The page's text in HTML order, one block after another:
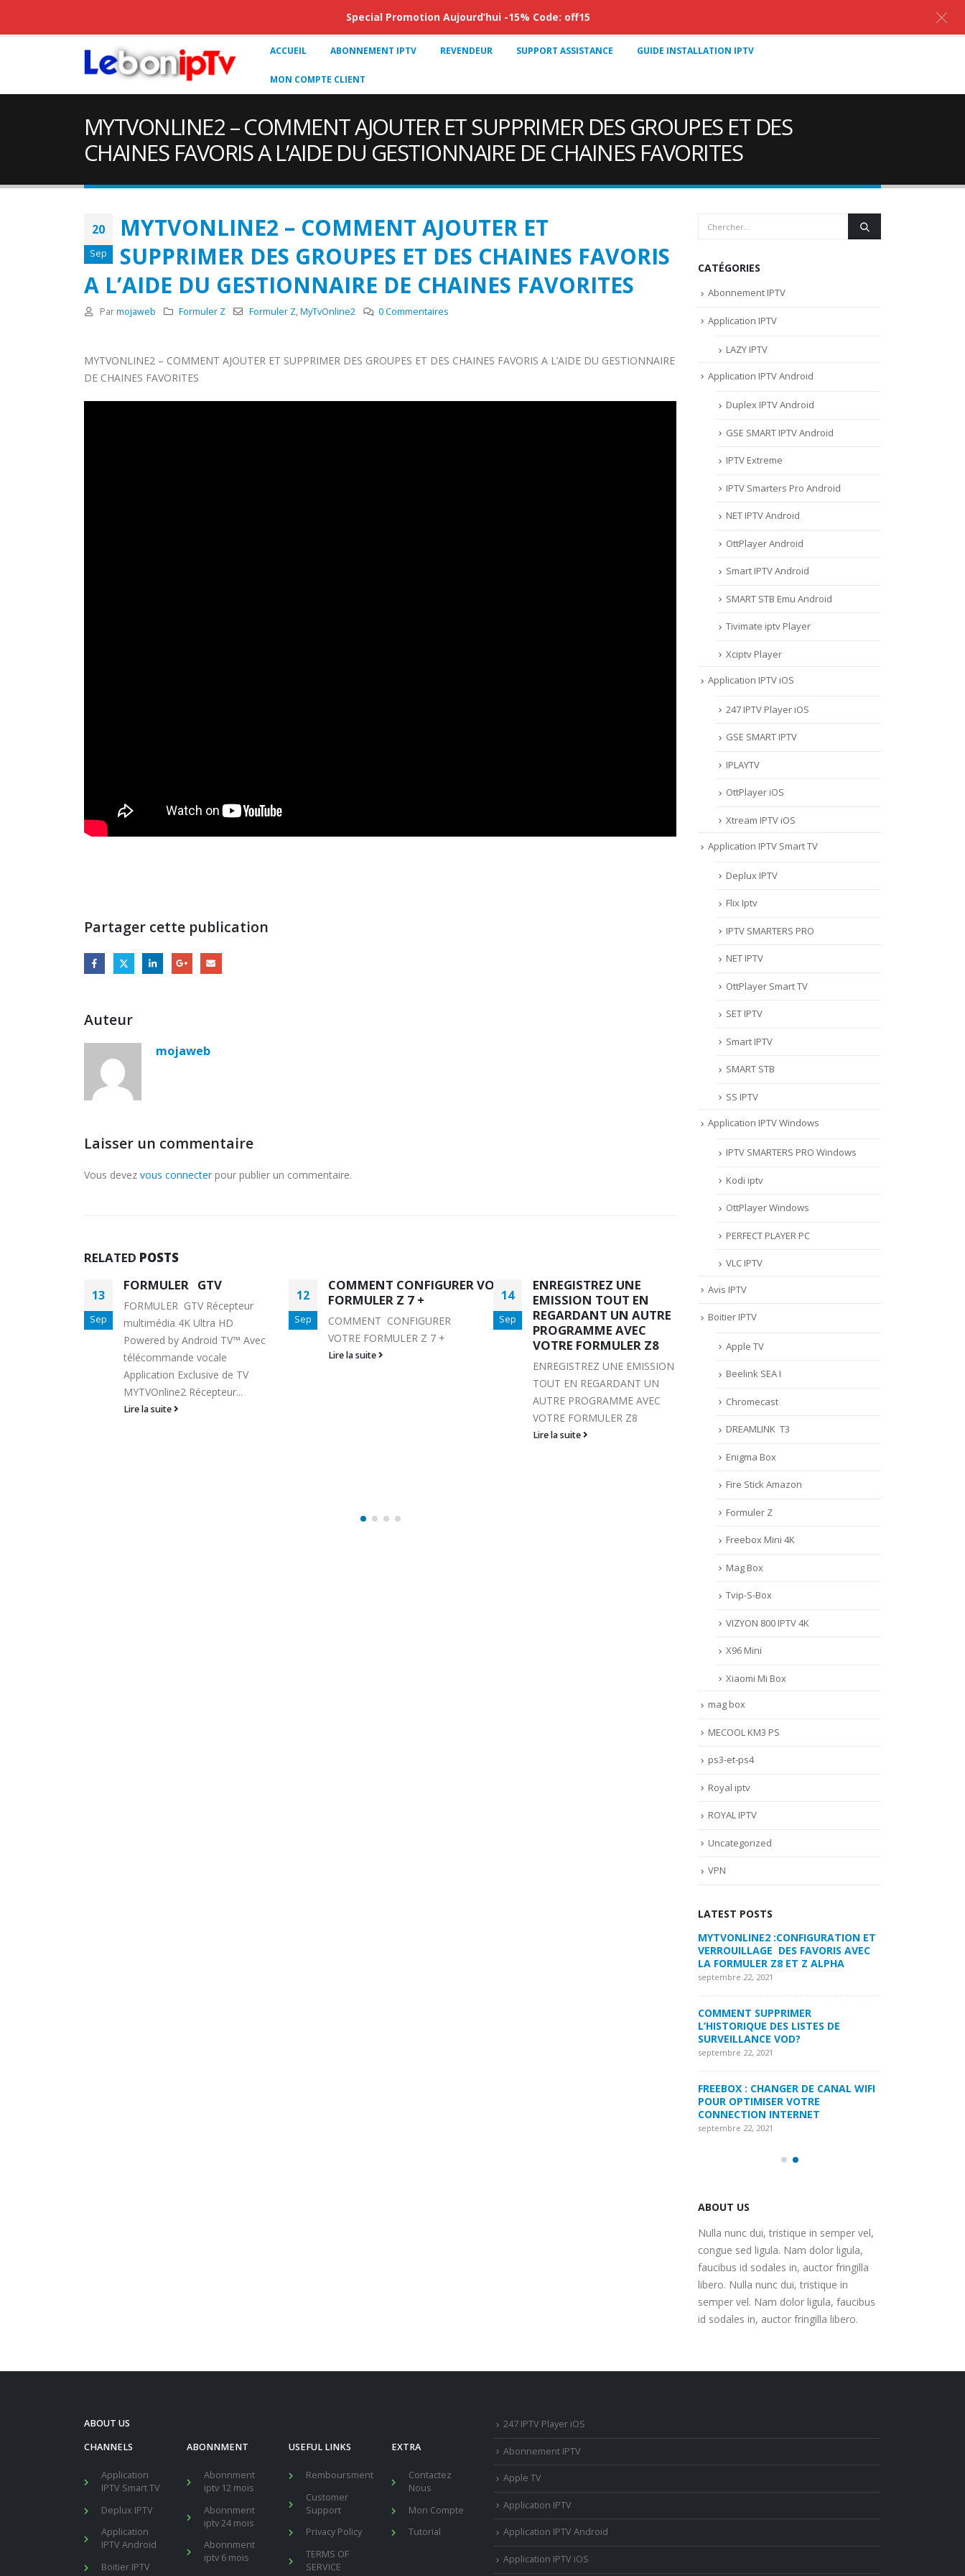
ACCUEIL ABONNEMENT IPTV REVENDEUR SUPPORT ASSISTANCE GUIDE INSTALLATION IPTV
MON COMPTE CLIENT
MYTVONLINE2 – COMMENT AJOUTER ET SUPPRIMER DES GROUPES ET DES
CHAINES FAVORIS A L’AIDE DU GESTIONNAIRE DE CHAINES FAVORITES
20
Sep
MYTVONLINE2 – COMMENT AJOUTER ET
SUPPRIMER DES GROUPES ET DES CHAINES FAVORIS
A L’AIDE DU GESTIONNAIRE DE CHAINES FAVORITES
Par mojaweb Formuler Z Formuler Z,MyTvOnline2 0 Commentaires
MYTVONLINE2 – COMMENT AJOUTER ET SUPPRIMER DES GROUPES ET DES CHAINES FAVORIS A L’AIDE DU GESTIONNAIRE
DE CHAINES FAVORITES
Partager cette publication
Auteur
mojaweb
Laisser un commentaire
Vous devez vous connecterpour publier un commentaire.
RELATED POSTS
13
Sep
FORMULER GTV
FORMULER GTV Récepteur
multimédia 4K Ultra HD
Powered by Android TV™ Avec
télécommande vocale
Application Exclusive de TV
MYTVOnline2 Récepteur...
Lire la suite
12
Sep
COMMENT CONFIGURER VOTRE
FORMULER Z 7 +
COMMENT CONFIGURER
VOTRE FORMULER Z 7 +
Lire la suite
14
Sep
ENREGISTREZ UNE
EMISSION TOUT EN
REGARDANT UN AUTRE
PROGRAMME AVEC
VOTRE FORMULER Z8
ENREGISTREZ UNE EMISSION
TOUT EN REGARDANT UN
AUTRE PROGRAMME AVEC
VOTRE FORMULER Z8
Lire la suite
21
Sep
FORMULER Z7
COMMENT UTILISER LA
FORMULER Z7 PLUS/Z8/Z
ALPHA : COMMENT UTILISER
Lire la suite
CATÉGORIES
Abonnement IPTV
Application IPTV
LAZY IPTV
Application IPTV Android
Duplex IPTV Android
GSE SMART IPTV Android
IPTV Extreme
IPTV Smarters Pro Android
NET IPTV Android
OttPlayer Android
Smart IPTV Android
SMART STB Emu Android
Tivimate iptv Player
Xciptv Player
Application IPTV iOS
247 IPTV Player iOS
‎GSE SMART IPTV
IPLAYTV
OttPlayer iOS
Xtream IPTV iOS
Application IPTV Smart TV
Deplux IPTV
Flix Iptv
IPTV SMARTERS PRO
NET IPTV
OttPlayer Smart TV
SET IPTV
Smart IPTV
SMART STB
SS IPTV
Application IPTV Windows
IPTV SMARTERS PRO Windows
Kodi iptv
OttPlayer Windows
PERFECT PLAYER PC
VLC IPTV
Avis IPTV
Boitier IPTV
Apple TV
Beelink SEA I
Chromecast
DREAMLINK T3
Enigma Box
Fire Stick Amazon
Formuler Z
Freebox Mini 4K
Mag Box
Tvip-S-Box
VIZYON 800 IPTV 4K
X96 Mini
Xiaomi Mi Box
mag box
MECOOL KM3 PS
ps3-et-ps4
Royal iptv
ROYAL IPTV
Uncategorized
VPN
LATEST POSTS
MYTVONLINE2 :CONFIGURATION ET
VERROUILLAGE DES FAVORIS AVEC
LA FORMULER Z8 ET Z ALPHA
septembre 22, 2021
COMMENT SUPPRIMER
L’HISTORIQUE DES LISTES DE
SURVEILLANCE VOD?
septembre 22, 2021
FREEBOX : CHANGER DE CANAL WIFI
POUR OPTIMISER VOTRE
CONNECTION INTERNET
septembre 22, 2021
ABOUT US
Nulla nunc dui, tristique in semper vel,
congue sed ligula. Nam dolor ligula,
faucibus id sodales in, auctor fringilla
libero. Nulla nunc dui, tristique in
semper vel. Nam dolor ligula, faucibus
id sodales in, auctor fringilla libero.
ABOUT US
CHANNELS
Application
IPTV Smart TV
Deplux IPTV
Application
IPTV Android
Boitier IPTV
ABONNMENT
Abonnment
iptv 12 mois
Abonnment
iptv 24 mois
Abonnment
iptv 6 mois
USEFUL LINKS
Remboursment
Customer
Support
Privacy Policy
TERMS OF
SERVICE
EXTRA
Contactez
Nous
Mon Compte
Tutorial
247 IPTV Player iOS
Abonnement IPTV
Apple TV
Application IPTV
Application IPTV Android
Application IPTV iOS
Special Promotion Aujourd’hui -15% Code: off15